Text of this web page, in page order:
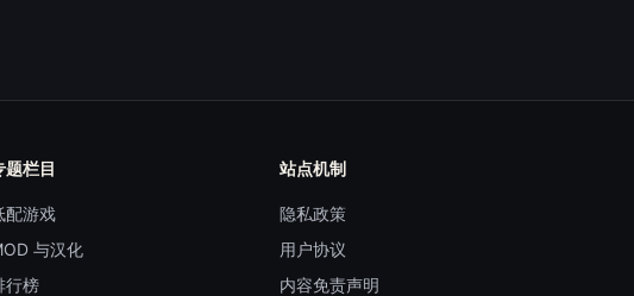
题栏目
配游戏
与汉化
行榜
站点机制
隐私政策
用户协议
内容免责声明